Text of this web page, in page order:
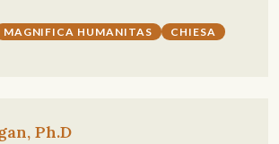
MAGNIFICA HUMANITAS
CHIESA
Ph.D